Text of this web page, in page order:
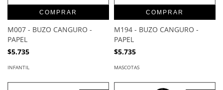
COMPRAR
M007 - BUZO CANGURO -
PAPEL
$5.735
INFANTIL
COMPRAR
M194 - BUZO CANGURO -
PAPEL
$5.735
MASCOTAS